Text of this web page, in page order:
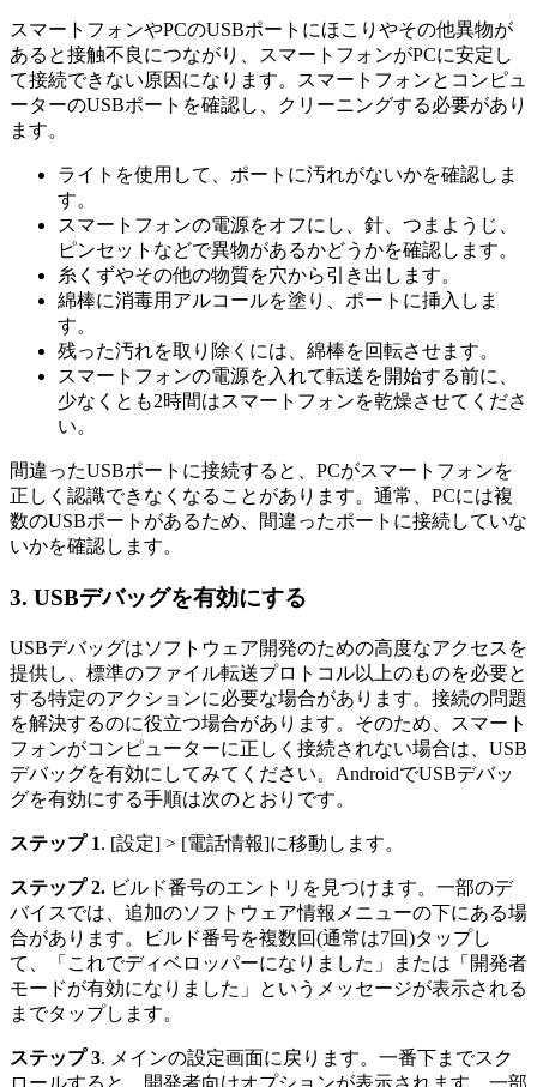
スマートフォンやPCのUSBポートにほこりやその他異物が
あると接触不良につながり、スマートフォンがPCに安定し
て接続できない原因になります。スマートフォンとコンピュ
ーターのUSBポートを確認し、クリーニングする必要があり
ます。
ライトを使用して、ポートに汚れがないかを確認しま
す。
スマートフォンの電源をオフにし、針、つまようじ、
ピンセットなどで異物があるかどうかを確認します。
糸くずやその他の物質を穴から引き出します。
綿棒に消毒用アルコールを塗り、ポートに挿入しま
す。
残った汚れを取り除くには、綿棒を回転させます。
スマートフォンの電源を入れて転送を開始する前に、
少なくとも2時間はスマートフォンを乾燥させてくださ
い。
間違ったUSBポートに接続すると、PCがスマートフォンを
正しく認識できなくなることがあります。通常、PCには複
数のUSBポートがあるため、間違ったポートに接続していな
いかを確認します。
3. USBデバッグを有効にする
USBデバッグはソフトウェア開発のための高度なアクセスを
提供し、標準のファイル転送プロトコル以上のものを必要と
する特定のアクションに必要な場合があります。接続の問題
を解決するのに役立つ場合があります。そのため、スマート
フォンがコンピューターに正しく接続されない場合は、USB
デバッグを有効にしてみてください。AndroidでUSBデバッ
グを有効にする手順は次のとおりです。
ステップ 1. [設定] > [電話情報]に移動します。
ステップ 2. ビルド番号のエントリを見つけます。一部のデ
バイスでは、追加のソフトウェア情報メニューの下にある場
合があります。ビルド番号を複数回(通常は7回)タップし
て、「これでディベロッパーになりました」または「開発者
モードが有効になりました」というメッセージが表示される
までタップします。
ステップ 3. メインの設定画面に戻ります。一番下までスク
ロールすると、開発者向けオプションが表示されます。一部